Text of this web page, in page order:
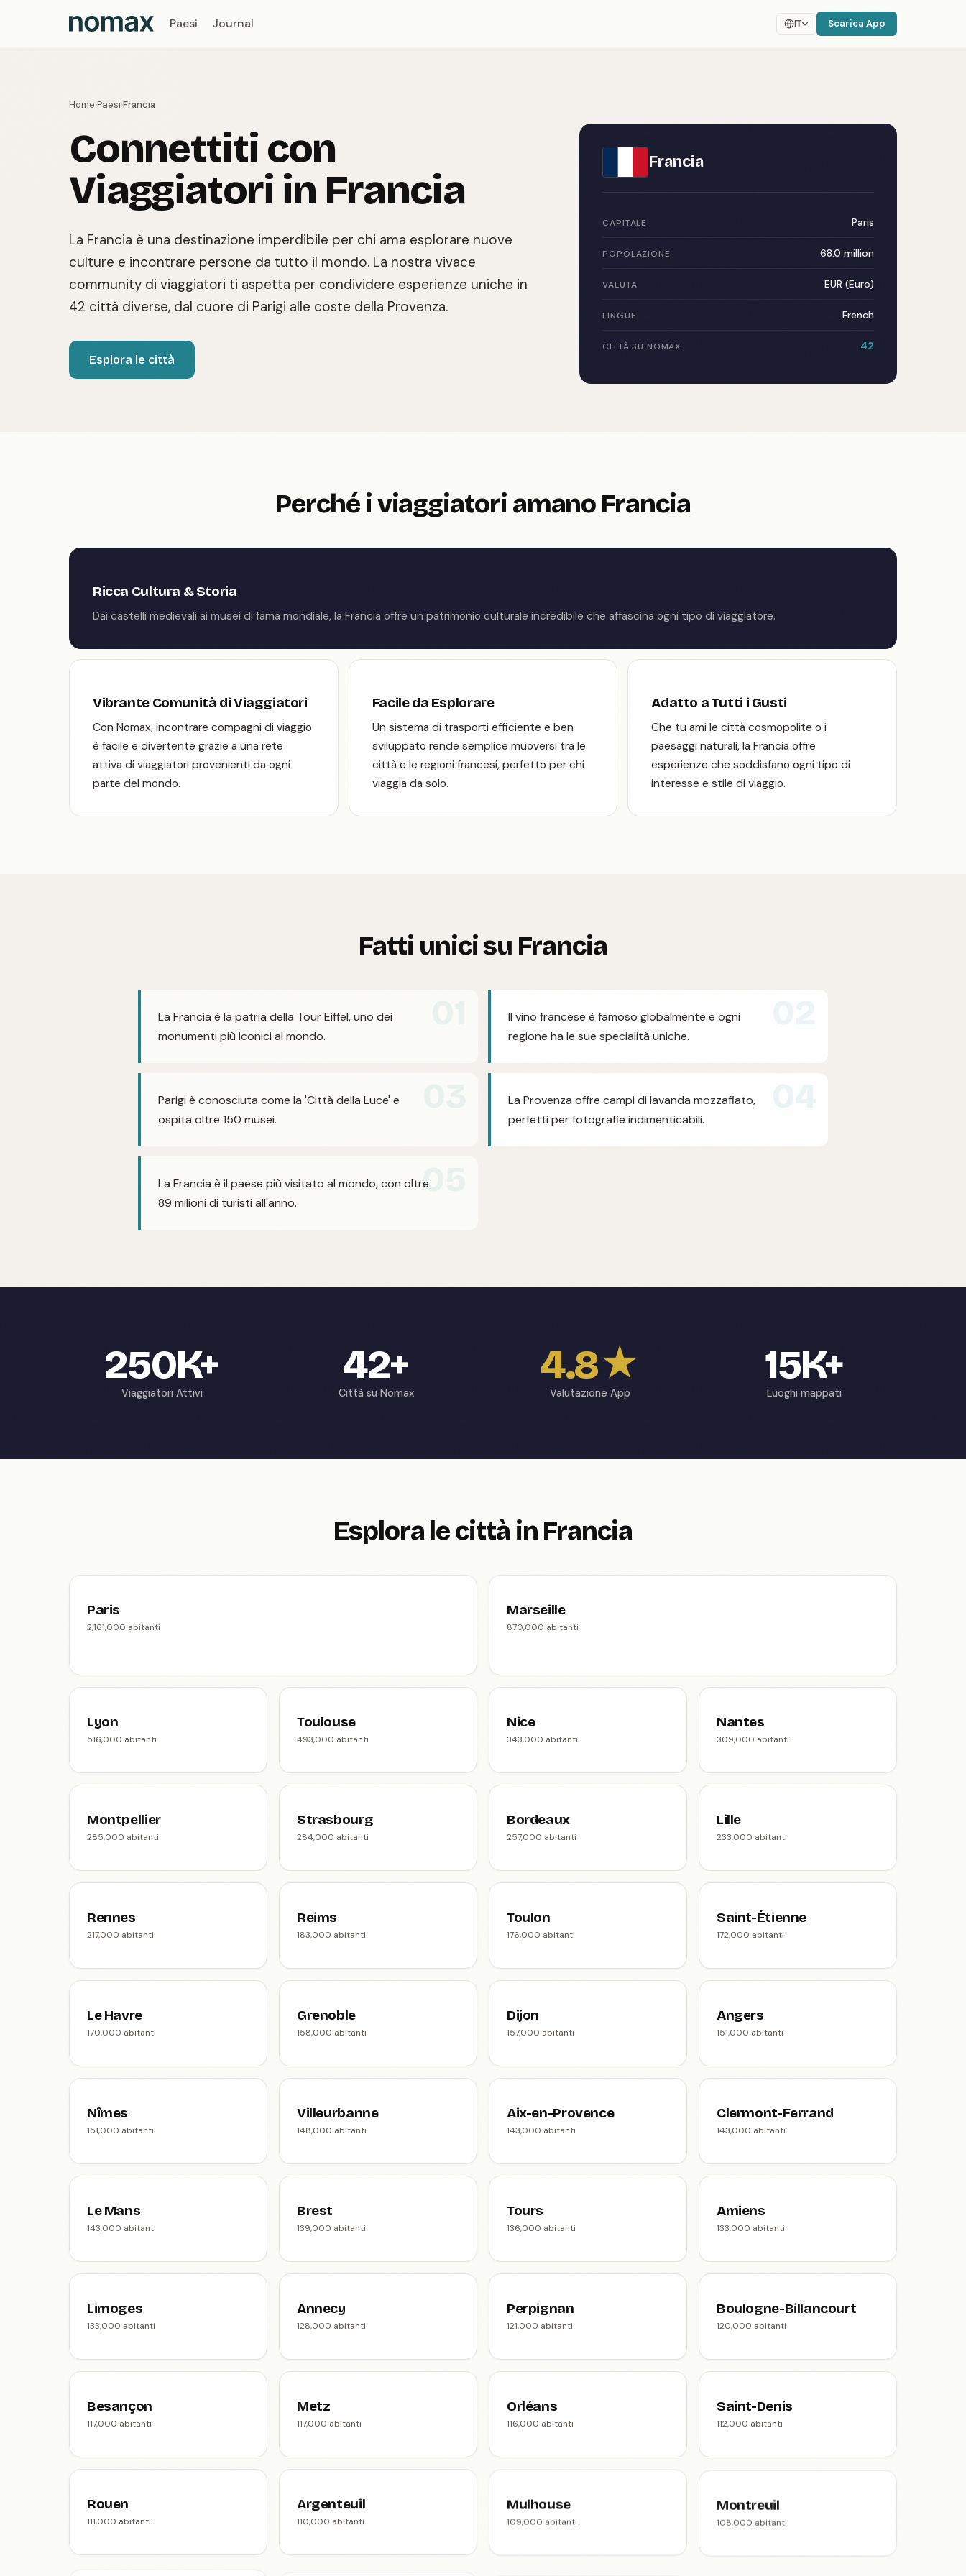
Paesi Journal IT Scarica App
Home›Paesi›Francia
Connettiti con
Viaggiatori in Francia
La Francia è una destinazione imperdibile per chi ama esplorare nuove
culture e incontrare persone da tutto il mondo. La nostra vivace
community di viaggiatori ti aspetta per condividere esperienze uniche in
42 città diverse, dal cuore di Parigi alle coste della Provenza.
Esplora le città
Francia
CAPITALE Paris
POPOLAZIONE 68.0 million
VALUTA EUR (Euro)
LINGUE French
CITTÀ SU NOMAX 42
Perché i viaggiatori amano Francia
Ricca Cultura & Storia
Dai castelli medievali ai musei di fama mondiale, la Francia offre un patrimonio culturale incredibile che affascina ogni tipo di viaggiatore.
Vibrante Comunità di Viaggiatori
Con Nomax, incontrare compagni di viaggio
è facile e divertente grazie a una rete
attiva di viaggiatori provenienti da ogni
parte del mondo.
Facile da Esplorare
Un sistema di trasporti efficiente e ben
sviluppato rende semplice muoversi tra le
città e le regioni francesi, perfetto per chi
viaggia da solo.
Adatto a Tutti i Gusti
Che tu ami le città cosmopolite o i
paesaggi naturali, la Francia offre
esperienze che soddisfano ogni tipo di
interesse e stile di viaggio.
Fatti unici su Francia
La Francia è la patria della Tour Eiffel, uno dei
monumenti più iconici al mondo.
Il vino francese è famoso globalmente e ogni
regione ha le sue specialità uniche.
Parigi è conosciuta come la 'Città della Luce' e
ospita oltre 150 musei.
La Provenza offre campi di lavanda mozzafiato,
perfetti per fotografie indimenticabili.
05
La Francia è il paese più visitato al mondo, con oltre
89 milioni di turisti all'anno.
250K+
Viaggiatori Attivi
42+
Città su Nomax
4.8★
Valutazione App
15K+
Luoghi mappati
Esplora le città in Francia
Paris
2,161,000 abitanti
Marseille
870,000 abitanti
Lyon
516,000 abitanti
Toulouse
493,000 abitanti
Nice
343,000 abitanti
Nantes
309,000 abitanti
Montpellier
285,000 abitanti
Strasbourg
284,000 abitanti
Bordeaux
257,000 abitanti
Lille
233,000 abitanti
Rennes
217,000 abitanti
Reims
183,000 abitanti
Toulon
176,000 abitanti
Saint-Étienne
172,000 abitanti
Le Havre
170,000 abitanti
Grenoble
158,000 abitanti
Dijon
157,000 abitanti
Angers
151,000 abitanti
Nîmes
151,000 abitanti
Villeurbanne
148,000 abitanti
Aix-en-Provence
143,000 abitanti
Clermont-Ferrand
143,000 abitanti
Le Mans
143,000 abitanti
Brest
139,000 abitanti
Tours
136,000 abitanti
Amiens
133,000 abitanti
Limoges
133,000 abitanti
Annecy
128,000 abitanti
Perpignan
121,000 abitanti
Boulogne-Billancourt
120,000 abitanti
Besançon
117,000 abitanti
Metz
117,000 abitanti
Orléans
116,000 abitanti
Saint-Denis
112,000 abitanti
Rouen
111,000 abitanti
Argenteuil
110,000 abitanti
Mulhouse
109,000 abitanti
Montreuil
108,000 abitanti